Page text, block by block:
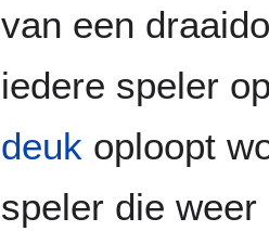
van een
iedere speler
deuk oploopt
speler die